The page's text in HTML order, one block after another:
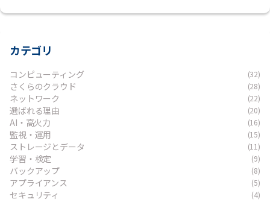
カテゴリ
コンピューティング (32)
さくらのクラウド (28)
ネットワーク (22)
選ばれる理由 (20)
AI・高火力 (16)
監視・運用 (15)
ストレージとデータ (11)
学習・検定 (9)
バックアップ (8)
アプライアンス (5)
セキュリティ (4)